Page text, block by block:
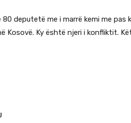
80 deputetë me i marrë kemi me
Kosovë. Ky është njeri i konfliktit.